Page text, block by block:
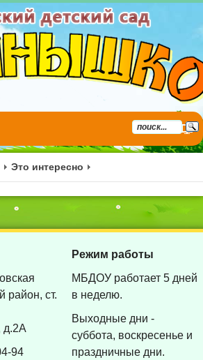
Это интересно
район, ст.
д.2А
94
Режим работы
МБДОУ работает 5 дней
в неделю.
Выходные дни -
суббота, воскресенье и
праздничные дни.